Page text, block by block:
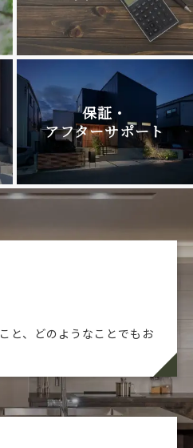
保証・
アフターサポート
と、どのようなことでも お